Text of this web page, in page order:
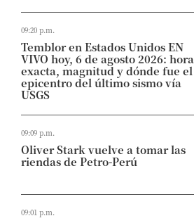
09:20 p.m.
Temblor en Estados Unidos EN
VIVO hoy, 6 de agosto 2026: hora
exacta, magnitud y dónde fue el
epicentro del último sismo vía
USGS
09:09 p.m.
Oliver Stark vuelve a tomar las
riendas de Petro-Perú
09:01 p.m.